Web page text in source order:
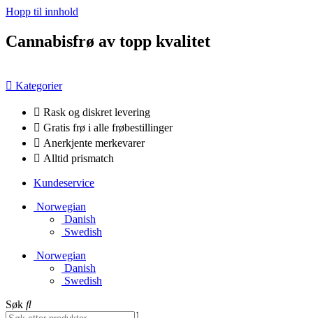
Hopp til innhold
Cannabisfrø av topp kvalitet
Kategorier
Rask og diskret levering
Gratis frø i alle frøbestillinger
Anerkjente merkevarer
Alltid prismatch
Kundeservice
Norwegian
Danish
Swedish
Norwegian
Danish
Swedish
Søk